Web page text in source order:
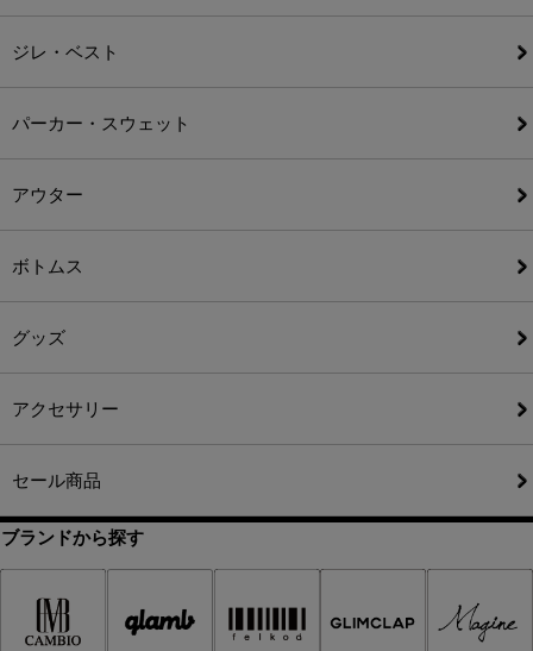
ジレ・ベスト
パーカー・スウェット
アウター
ボトムス
グッズ
アクセサリー
セール商品
ブランドから探す